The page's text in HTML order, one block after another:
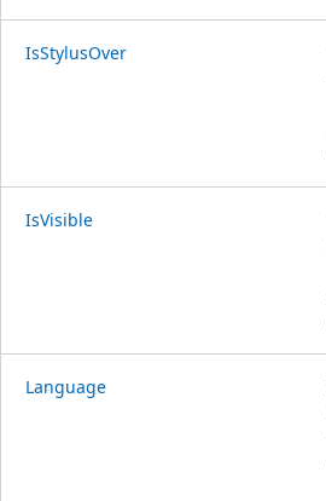
IsStylusOver
IsVisible
Language